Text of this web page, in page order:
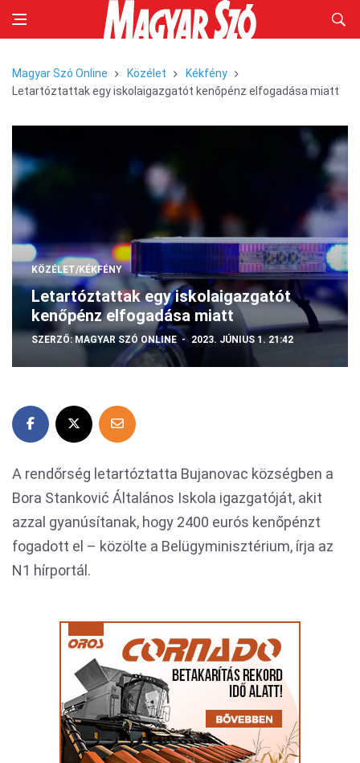
Magyar Szó Online Közélet
Kékfény
Letartóztattak egy iskolaigazgatót kenőpénz elfogadása miatt
KÖZÉLET/KÉKFÉNY
Letartóztattak egy iskolaigazgatót
kenőpénz elfogadása miatt
SZERZŐ:MAGYAR SZÓ ONLINE 2023. JÚNIUS 1. 21:42
A rendőrség letartóztatta Bujanovac községben a
Bora Stanković Általános Iskola igazgatóját, akit
azzal gyanúsítanak, hogy 2400 eurós kenőpénzt
fogadott el – közölte a Belügyminisztérium, írja az
N1 hírportál.